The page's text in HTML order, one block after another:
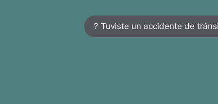
? Tuviste un accidente de